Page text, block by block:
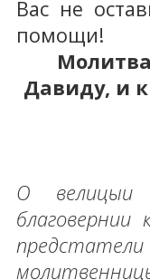
Вас не
помощи!
Давиду, и
О велицыи